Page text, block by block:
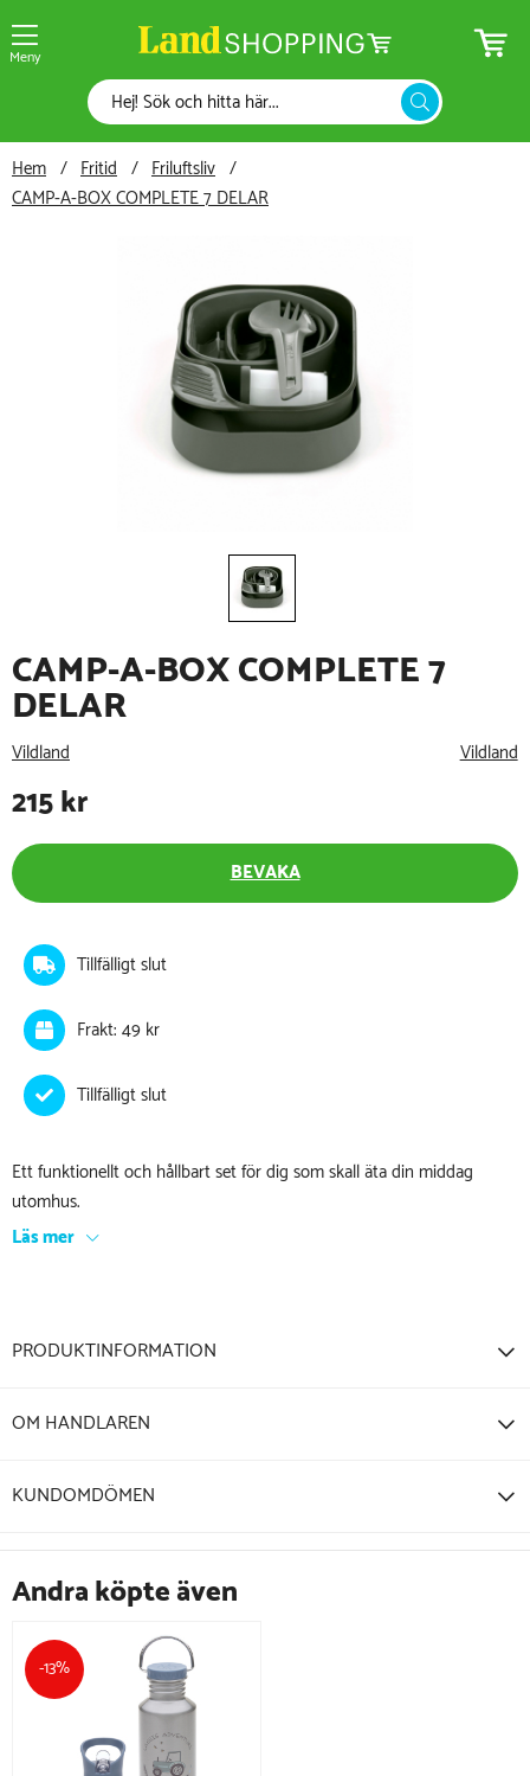
Meny
Hem Fritid
Friluftsliv
CAMP-A-BOX COMPLETE 7 DELAR
CAMP-A-BOX COMPLETE 7
DELAR
Vildland Vildland
215kr
BEVAKA
Tillfälligt slut
Frakt: 49 kr
Ett funktionellt och hållbart set för dig som skall äta din middag
utomhus.
Läs mer
PRODUKTINFORMATION
OM HANDLAREN
KUNDOMDÖMEN
Andra köpte även
-13%